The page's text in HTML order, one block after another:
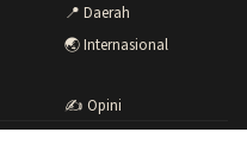
📍 Daerah
🌏 Internasional
✍️ Opini